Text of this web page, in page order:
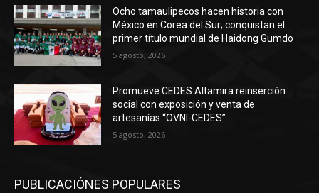
Ocho tamaulipecos hacen historia con
México en Corea del Sur; conquistan el
primer título mundial de Haidong Gumdo
5 agosto, 2026
Promueve CEDES Altamira reinserción
social con exposición y venta de
artesanías “OVNI-CEDES”
5 agosto, 2026
PUBLICACIÓNES POPULARES